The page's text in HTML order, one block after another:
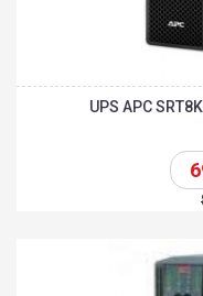
UPS APC